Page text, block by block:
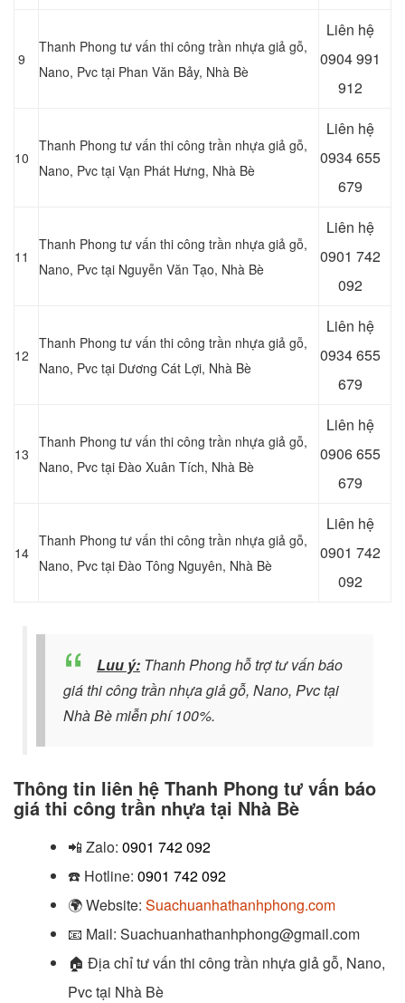
9
Thanh Phong tư vấn thi công trần nhựa giả gỗ,
Nano, Pvc tại Phan Văn Bảy, Nhà Bè
Liên hệ
0904 991
912
10
Thanh Phong tư vấn thi công trần nhựa giả gỗ,
Nano, Pvc tại Vạn Phát Hưng, Nhà Bè
Liên hệ
0934 655
679
11
Thanh Phong tư vấn thi công trần nhựa giả gỗ,
Nano, Pvc tại Nguyễn Văn Tạo, Nhà Bè
Liên hệ
0901 742
092
12
Thanh Phong tư vấn thi công trần nhựa giả gỗ,
Nano, Pvc tại Dương Cát Lợi, Nhà Bè
Liên hệ
0934 655
679
13
Thanh Phong tư vấn thi công trần nhựa giả gỗ,
Nano, Pvc tại Đào Xuân Tích, Nhà Bè
Liên hệ
0906 655
679
14
Thanh Phong tư vấn thi công trần nhựa giả gỗ,
Nano, Pvc tại Đào Tông Nguyên, Nhà Bè
Liên hệ
0901 742
092
Luu ý: Thanh Phong hỗ trợ tư vấn báo
giá thi công trần nhựa giả gỗ, Nano, Pvc tại
Nhà Bè miễn phí 100%.
Thông tin liên hệ Thanh Phong tư vấn báo
giá thi công trần nhựa tại Nhà Bè
📲 Zalo: 0901 742 092
☎️ Hotline: 0901 742 092
🌍Website: Suachuanhathanhphong.com
📧 Mail: Suachuanhathanhphong@gmail.com
🏠 Địa chỉ tư vấn thi công trần nhựa giả gỗ, Nano,
Pvc tại Nhà Bè